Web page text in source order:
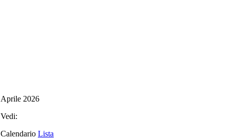
Aprile 2026
Vedi:
Calendario Lista